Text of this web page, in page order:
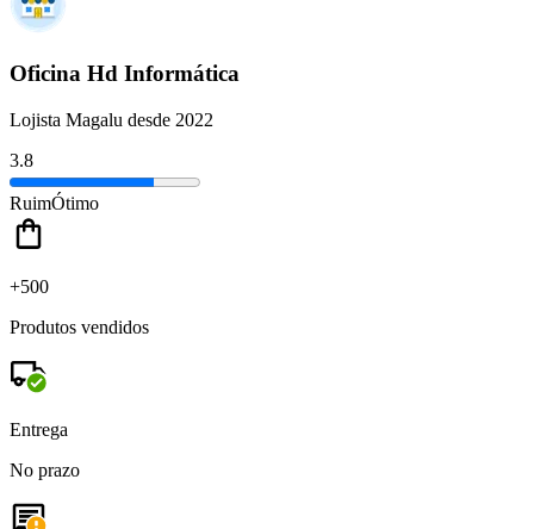
Oficina Hd Informática
Lojista Magalu desde 2022
3.8
RuimÓtimo
+500
Produtos vendidos
Entrega
No prazo